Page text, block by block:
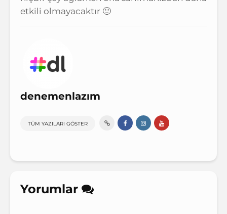
etkili olmayacaktır 🙂
denemenlazım
TÜM YAZILARI GÖSTER
Yorumlar